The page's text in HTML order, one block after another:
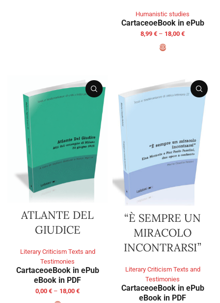
Humanistic studies
CartaceoeBook in ePub
8,99 € – 18,00 €
ATLANTE DEL
GIUDICE
Literary Criticism Texts and
Testimonies
CartaceoeBook in ePub
eBook in PDF
0,00 € – 18,00 €
“È SEMPRE UN
MIRACOLO
INCONTRARSI”
Literary Criticism Texts and
Testimonies
CartaceoeBook in ePub
eBook in PDF